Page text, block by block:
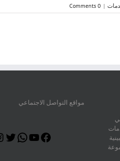
|
0 Comments
مواقع التواصل الاجتماعي
Facebook
YouTube